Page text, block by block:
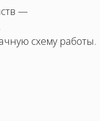
—
схему работы.